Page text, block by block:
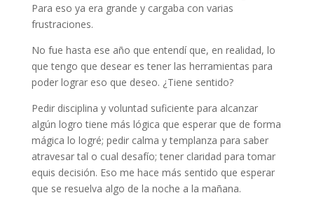
Para eso ya era grande y cargaba con varias
frustraciones.
No fue hasta ese año que entendí que, en realidad, lo
que tengo que desear es tener las herramientas para
poder lograr eso que deseo. ¿Tiene sentido?
Pedir disciplina y voluntad suficiente para alcanzar
algún logro tiene más lógica que esperar que de forma
mágica lo logré; pedir calma y templanza para saber
atravesar tal o cual desafío; tener claridad para tomar
equis decisión. Eso me hace más sentido que esperar
que se resuelva algo de la noche a la mañana.